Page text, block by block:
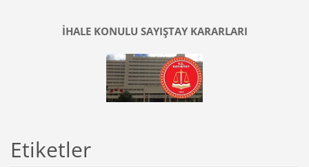
İHALE KONULU SAYIŞTAY KARARLARI
Etiketler